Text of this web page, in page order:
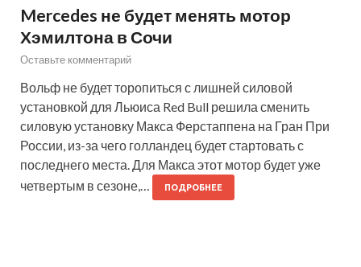
Mercedes не будет менять мотор
Хэмилтона в Сочи
Оставьте комментарий
Вольф не будет торопиться с лишней силовой
установкой для Льюиса Red Bull решила сменить
силовую установку Макса Ферстаппена на Гран При
России, из-за чего голландец будет стартовать с
последнего места. Для Макса этот мотор будет уже
четвертым в сезоне,…
ПОДРОБНЕЕ